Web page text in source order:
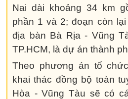
Nai dài khoảng 34 km
phần 1 và 2; đoạn còn
địa bàn Bà Rịa - Vũng
TP.HCM, là dự án thành
Theo phương án tổ
khai thác đồng bộ toàn
Hòa - Vũng Tàu sẽ có